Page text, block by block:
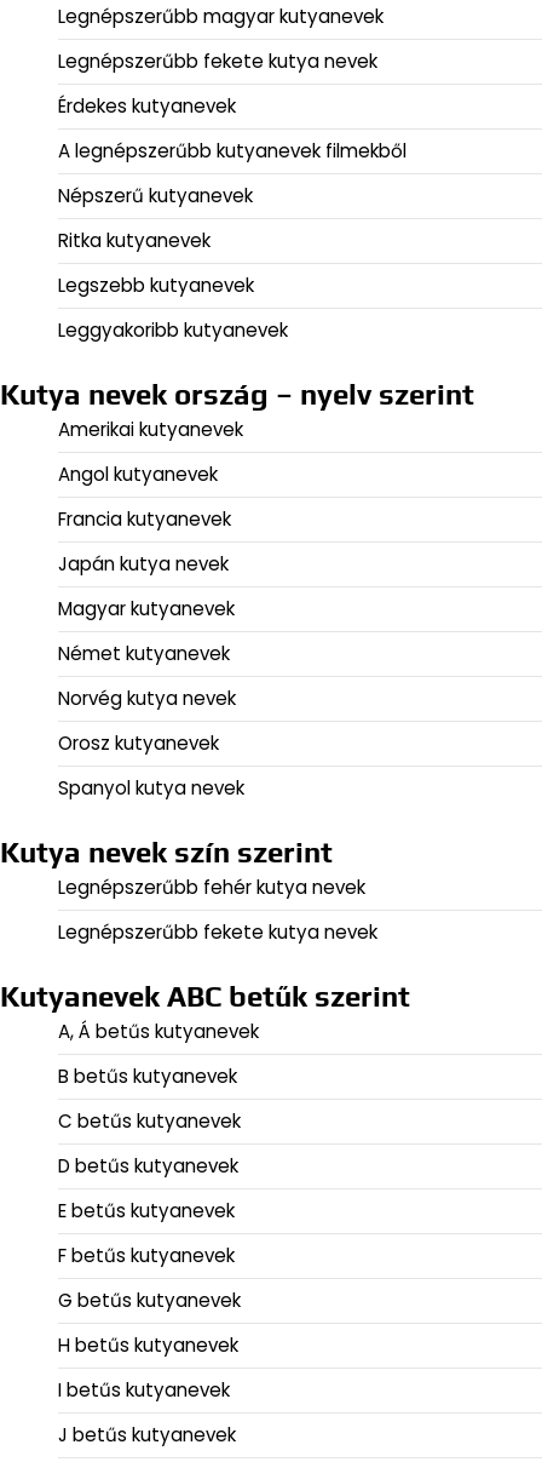
Legnépszerűbb magyar kutyanevek
Legnépszerűbb fekete kutya nevek
Érdekes kutyanevek
A legnépszerűbb kutyanevek filmekből
Népszerű kutyanevek
Ritka kutyanevek
Legszebb kutyanevek
Leggyakoribb kutyanevek
Kutya nevek ország – nyelv szerint
Amerikai kutyanevek
Angol kutyanevek
Francia kutyanevek
Japán kutya nevek
Magyar kutyanevek
Német kutyanevek
Norvég kutya nevek
Orosz kutyanevek
Spanyol kutya nevek
Kutya nevek szín szerint
Legnépszerűbb fehér kutya nevek
Legnépszerűbb fekete kutya nevek
Kutyanevek ABC betűk szerint
A, Á betűs kutyanevek
B betűs kutyanevek
C betűs kutyanevek
D betűs kutyanevek
E betűs kutyanevek
F betűs kutyanevek
G betűs kutyanevek
H betűs kutyanevek
I betűs kutyanevek
J betűs kutyanevek